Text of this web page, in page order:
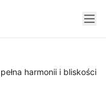
harmonii i bliskości